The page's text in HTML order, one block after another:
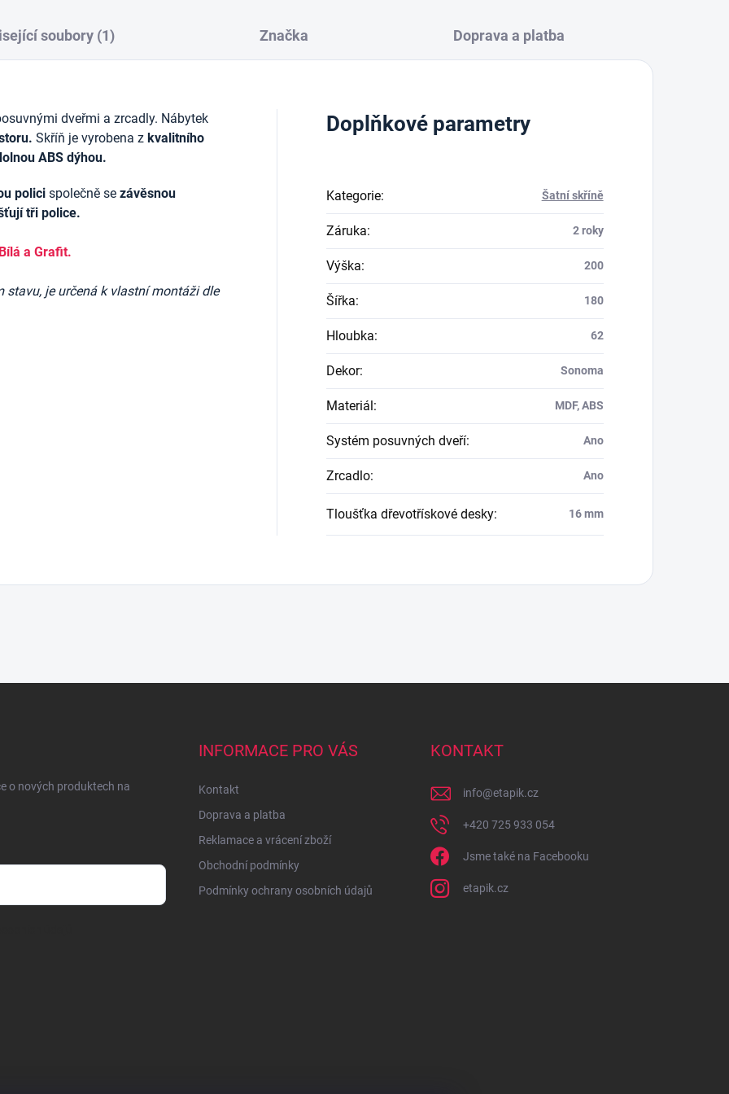
soubory (1) Značka Doprava a platba
dveřmi a zrcadly. Nábytek
Skříň je vyrobena z kvalitního
ABS dýhou.
polici společně se závěsnou
tři police.
Bílá a Grafit.
stavu, je určená k vlastní montáži dle
Doplňkové parametry
Kategorie: Šatní skříně
Záruka: 2 roky
Výška: 200
Šířka: 180
Hloubka: 62
Dekor: Sonoma
Materiál : MDF, ABS
Systém posuvných dveří: Ano
Zrcadlo: Ano
Tloušťka dřevotřískové desky: 16 mm
o nových produktech na
INFORMACE PRO VÁS
Kontakt
Doprava a platba
Reklamace a vrácení zboží
Obchodní podmínky
Podmínky ochrany osobních údajů
KONTAKT
info@etapik.cz
+420 725 933 054
Jsme také na Facebooku
etapik.cz